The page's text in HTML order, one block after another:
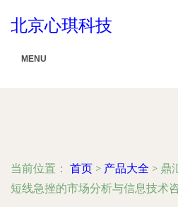
北京心琪科技
MENU
当前位置： 首页 > 产品大全 > 鼎
短线急挫的市场分析与信息技术